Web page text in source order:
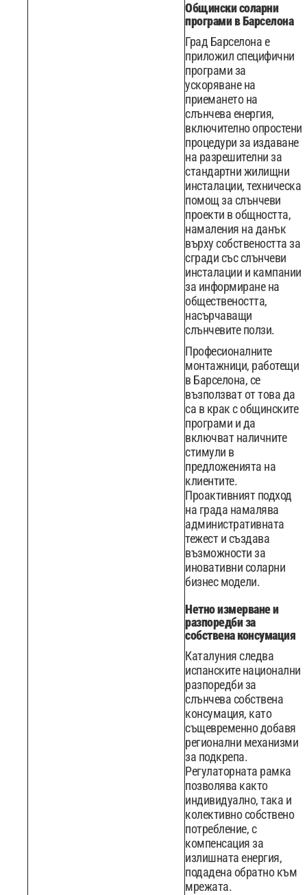
Общински соларни
програми в Барселона
Град Барселона е
приложил специфични
програми за
ускоряване на
приемането на
слънчева енергия,
включително опростени
процедури за издаване
на разрешителни за
стандартни жилищни
инсталации, техническа
помощ за слънчеви
проекти в общността,
намаления на данък
върху собствеността за
сгради със слънчеви
инсталации и кампании
за информиране на
обществеността,
насърчаващи
слънчевите ползи.
Професионалните
монтажници, работещи
в Барселона, се
възползват от това да
са в крак с общинските
програми и да
включват наличните
стимули в
предложенията на
клиентите.
Проактивният подход
на града намалява
административната
тежест и създава
възможности за
иновативни соларни
бизнес модели.
Нетно измерване и
разпоредби за
собствена консумация
Каталуния следва
испанските национални
разпоредби за
слънчева собствена
консумация, като
същевременно добавя
регионални механизми
за подкрепа.
Регулаторната рамка
позволява както
индивидуално, така и
колективно собствено
потребление, с
компенсация за
излишната енергия,
подадена обратно към
мрежата.